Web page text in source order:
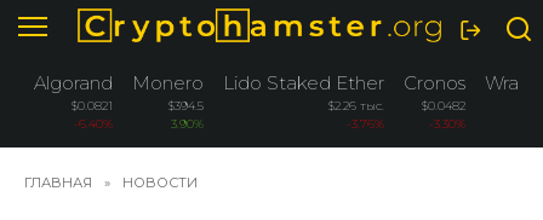
Перейти
содержанию
Algorand
$0.0821
-6.40%
Monero
$394.5
3.90%
Lido Staked Ether
$2.26 тыс.
-3.76%
Cronos
$0.0482
-3.30%
ГЛАВНАЯ » НОВОСТИ